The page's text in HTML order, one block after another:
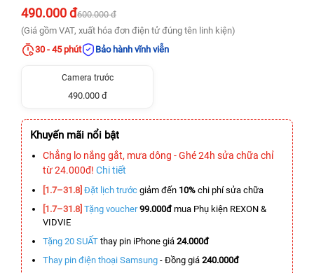
490.000 đ600.000 đ
(Giá gồm VAT, xuất hóa đơn điện tử đúng tên linh kiện)
30 - 45 phút
Bảo hành vĩnh viễn
Camera trước
490.000 đ
Khuyến mãi nổi bật
Chẳng lo nắng gắt, mưa dông - Ghé 24h sửa chữa chỉ
từ 24.000đ! Chi tiết
[1.7–31.8] Đặt lịch trước giảm đến 10% chi phí sửa chữa
[1.7–31.8] Tặng voucher 99.000đmua Phụ kiện REXON &
VIDVIE
Tặng 20 SUẤT thay pin iPhone giá 24.000đ
Thay pin điện thoại Samsung - Đồng giá 240.000đ